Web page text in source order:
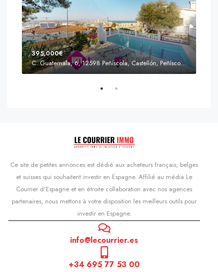
395,000€
C. Guatemala, 6, 12598 Peñíscola, Castellón, Peñíscola, Communauté valencienne
Ce site de petites annonces est dédié aux acheteurs français, belges
et suisses qui souhaitent investir en Espagne. Affilié au média Le
Courrier d'Espagne et en étroite collaboration avec nos agences
partenaires, nous mettons à votre disposition les meilleurs outils pour
investir en Espagne.
info@lecourrier.es
+34 695 77 53 00